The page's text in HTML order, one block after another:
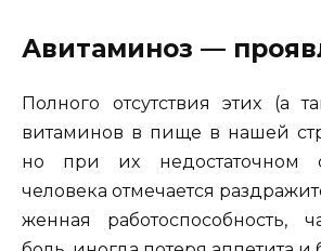
Авитаминоз —
Полного отсутствия этих (а
витаминов в пище в нашей
но при их недостаточном
человека отмечается
женная работоспособность,